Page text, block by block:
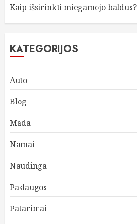
Kaip išsirinkti miegamojo baldus?
KATEGORIJOS
Auto
Blog
Mada
Namai
Naudinga
Paslaugos
Patarimai